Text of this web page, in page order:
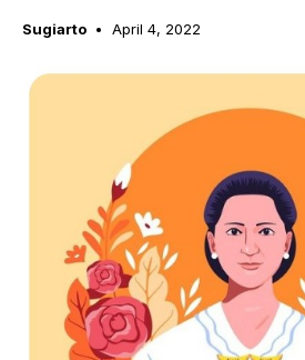
Sugiarto April 4, 2022